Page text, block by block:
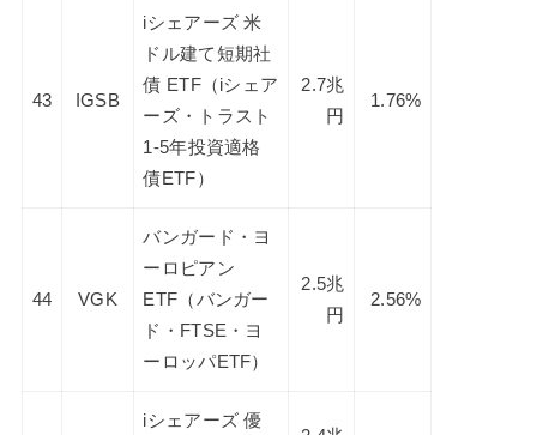
43 IGSB
iシェアーズ 米
ドル建て短期社
債 ETF（iシェア
ーズ・トラスト
1-5年投資適格
債ETF）
2.7兆
円
1.76%
44 VGK
バンガード・ヨ
ーロピアン
ETF（バンガー
ド・FTSE・ヨ
ーロッパETF）
2.5兆
円
2.56%
iシェアーズ 優